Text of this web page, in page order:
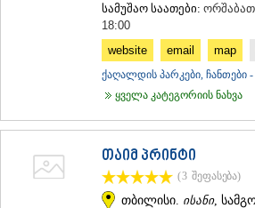
სამუშაო საათები:
18:00
website
email map
ქაღალდის პარკები, ჩანთები
ყველა კატეგორიის ნახვა
თაიმ პრინტი
(3 შეფასება)
თბილისი. ისანი,